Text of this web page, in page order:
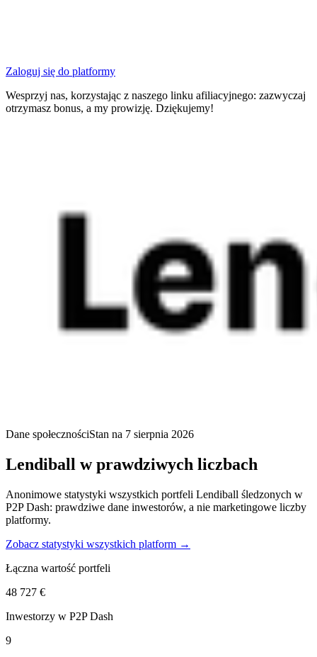
Zaloguj się do platformy
Wesprzyj nas, korzystając z naszego linku afiliacyjnego: zazwyczaj
otrzymasz bonus, a my prowizję. Dziękujemy!
Dane społecznościStan na 7 sierpnia 2026
Lendiball w prawdziwych liczbach
Anonimowe statystyki wszystkich portfeli Lendiball śledzonych w
P2P Dash: prawdziwe dane inwestorów, a nie marketingowe liczby
platformy.
Zobacz statystyki wszystkich platform →
Łączna wartość portfeli
48 727 €
Inwestorzy w P2P Dash
9